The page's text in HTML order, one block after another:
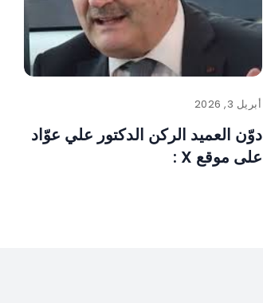
أبريل 3, 2026
دوّن العميد الركن الدكتور علي عوّاد
على موقع X :